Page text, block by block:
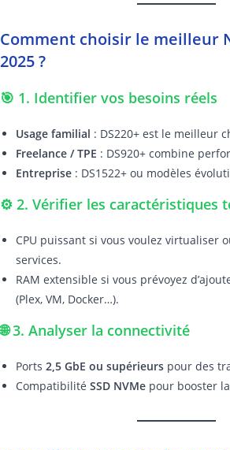
Comment choisir le meilleur
2025 ?
🎯 1. Identifier vos besoins réels
Usage familial : DS220+ est le meilleur
Freelance / TPE : DS920+ combine
Entreprise : DS1522+ ou modèles
⚙️ 2. Vérifier les caractéristiques
CPU puissant si vous voulez virtualiser
services.
RAM extensible si vous prévoyez
(Plex, VM, Docker…).
🌐 3. Analyser la connectivité
Ports 2,5 GbE ou supérieurs pour des
Compatibilité SSD NVMe pour booster